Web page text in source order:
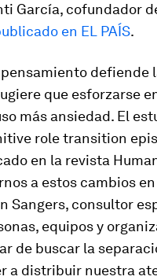
García, cofundador
en EL PAÍS.
que esforzarse
más ansiedad. El
role transition
en la revista
a estos cambios
Sangers, consultor
equipos y
de buscar la
a distribuir nuestra